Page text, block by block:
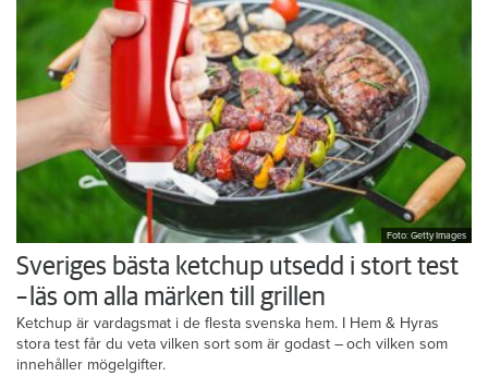
Foto: Getty Images
Sveriges bästa ketchup utsedd i stort test
– läs om alla märken till grillen
Ketchup är vardagsmat i de flesta svenska hem. I Hem & Hyras
stora test får du veta vilken sort som är godast – och vilken som
innehåller mögelgifter.